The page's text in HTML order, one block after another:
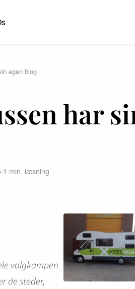
egen blog
har
·1 min. læsning
valgkampen
de steder,